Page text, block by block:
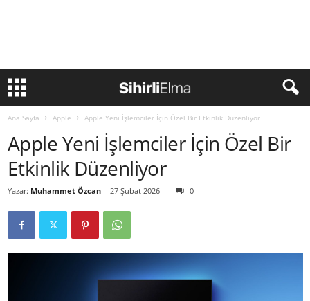
Ana Sayfa Apple Apple Yeni İşlemciler İçin Özel Bir Etkinlik Düzenliyor
Apple Yeni İşlemciler İçin Özel Bir
Etkinlik Düzenliyor
Yazar: Muhammet Özcan - 27 Şubat 2026 0